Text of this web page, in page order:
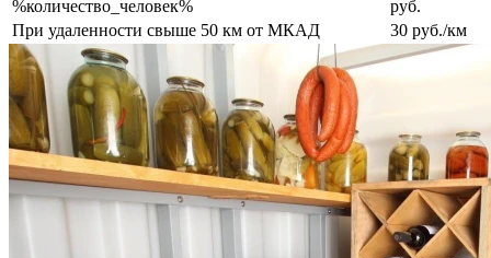
%количество_человек%
руб.
При удаленности свыше 50 км от МКАД
30 руб./км